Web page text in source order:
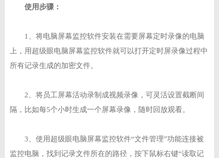
使用步骤：
1、将电脑屏幕监控软件安装在需要屏幕定时录像的电脑
上，用超级眼电脑屏幕监控软件就可以打开定时屏录像过程中
所有记录生成的加密文件。
2、将员工屏幕活动录制成视频录像，可灵活设置截断间
隔，比如每5个小时生成一个屏幕录像，随时回放观看。
3、使用超级眼电脑屏幕监控软件“文件管理”功能连接被
监控电脑，找到记录文件所在的路径，按下鼠标右键“读取记